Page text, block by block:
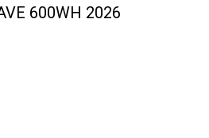
600WH 2026